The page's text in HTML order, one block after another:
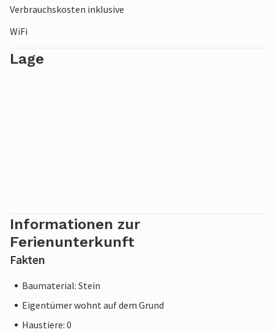
Verbrauchskosten inklusive
WiFi
Lage
Informationen zur
Ferienunterkunft
Fakten
Baumaterial: Stein
Eigentümer wohnt auf dem Grund
Haustiere: 0